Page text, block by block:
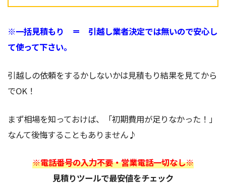
※一括見積もり ＝ 引越し業者決定では無いので安心し
て使って下さい。
引越しの依頼をするかしないかは見積もり結果を見てから
でOK！
まず相場を知っておけば、「初期費用が足りなかった！」
なんて後悔することもありません♪
※電話番号の入力不要・営業電話一切なし※
見積りツールで最安値をチェック